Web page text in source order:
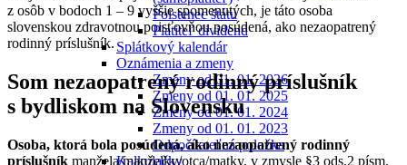
Poistenec štátu
Platiteľ dividend
Splátkový kalendár
Oznámenia a zmeny
Zmeny od 01. 01. 2026
Zmeny od 01. 01. 2025
Zmeny od 01. 01. 2024
Zmeny od 01. 01. 2023
Odpočítateľná položka
Kalkulačky
z osôb v bodoch 1 – 9 vyššie spomenutých, je táto osoba
slovenskou zdravotnou poisťovňou posúdená, ako nezaopatrený
rodinný príslušník.
Som nezaopatrený rodinný príslušník
s bydliskom na Slovensku
Osoba, ktorá bola posúdená, ako nezaopatrený rodinný
príslušník manžela/manželky/otca/matky, v zmysle §3 ods.2 písm.